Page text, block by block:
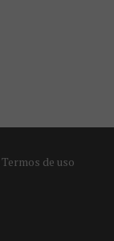
Termos de uso